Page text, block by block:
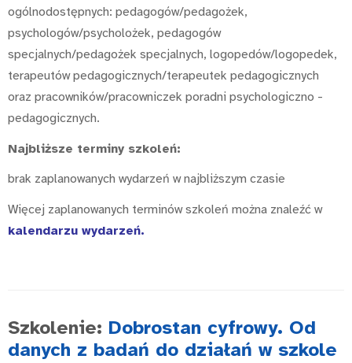
ogólnodostępnych: pedagogów/pedagożek,
psychologów/psycholożek, pedagogów
specjalnych/pedagożek specjalnych, logopedów/logopedek,
terapeutów pedagogicznych/terapeutek pedagogicznych
oraz pracowników/pracowniczek poradni psychologiczno -
pedagogicznych.
Najbliższe terminy szkoleń:
brak zaplanowanych wydarzeń w najbliższym czasie
Więcej zaplanowanych terminów szkoleń można znaleźć w
kalendarzu wydarzeń.
Szkolenie: Dobrostan cyfrowy. Od
danych z badań do działań w szkole